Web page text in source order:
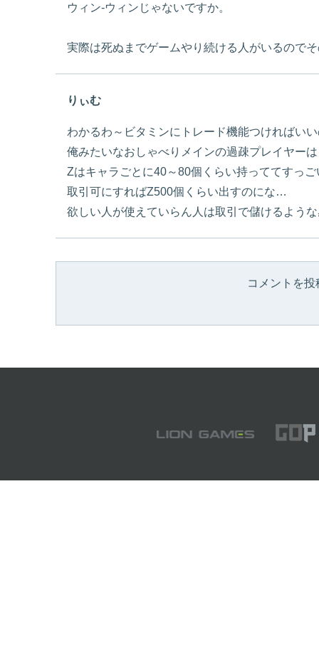
ウィン-ウィンじゃないですか。
実際は死ぬまでゲームやり続ける人がいるので
りぃむ
わかるわ～ビタミンにトレード機能つければい
俺みたいなおしゃべりメインの過疎プレイヤー
Zはキャラごとに40～80個くらい持っててすっ
取引可にすればZ500個くらい出すのにな…
欲しい人が使えていらん人は取引で儲けるよう
コメントを